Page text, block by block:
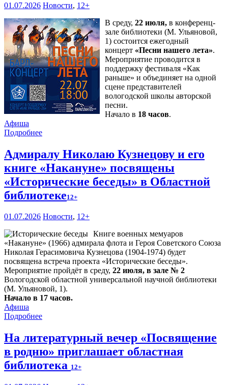
01.07.2026 Новости, 12+
В среду, 22 июля, в конференц-
зале библиотеки (М. Ульяновой,
1) состоится ежегодный
концерт «Песни нашего лета».
Мероприятие проводится в
поддержку фестиваля «Как
раньше» и объединяет на одной
сцене представителей
вологодской школы авторской
песни.
Начало в 18 часов.
Афиша
Подробнее
Адмиралу Николаю Кузнецову и его
книге «Накануне» посвящены
«Исторические беседы» в Областной
библиотеке12+
01.07.2026 Новости, 12+
Книге военных мемуаров
«Накануне» (1966) адмирала флота и Героя Советского Союза
Николая Герасимовича Кузнецова (1904-1974) будет
посвящена встреча проекта «Исторические беседы».
Мероприятие пройдёт в среду, 22 июля, в зале № 2
Вологодской областной универсальной научной библиотеки
(М. Ульяновой, 1).
Начало в 17 часов.
Афиша
Подробнее
На литературный вечер «Посвящение
в родню» приглашает областная
библиотека 12+